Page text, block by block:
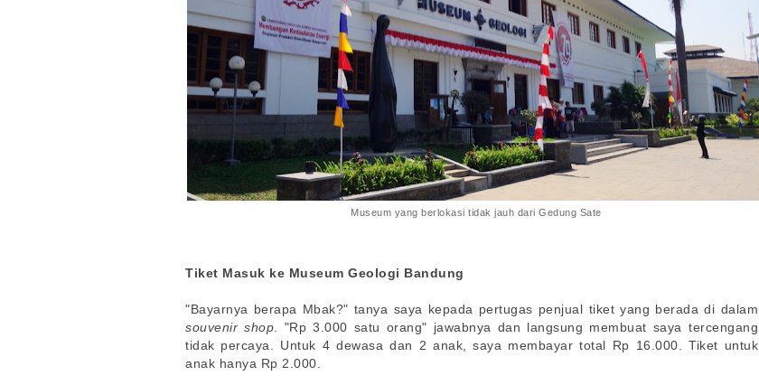
Museum yang berlokasi tidak jauh dari Gedung Sate
Tiket Masuk ke Museum Geologi Bandung
"Bayarnya berapa Mbak?" tanya saya kepada pertugas penjual tiket yang berada di dalam
souvenir shop. "Rp 3.000 satu orang" jawabnya dan langsung membuat saya tercengang
tidak percaya. Untuk 4 dewasa dan 2 anak, saya membayar total Rp 16.000. Tiket untuk
anak hanya Rp 2.000.